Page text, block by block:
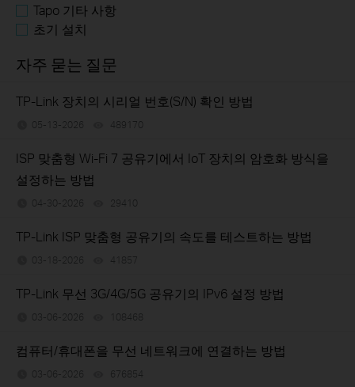
Tapo 기타 사항
초기 설치
자주 묻는 질문
TP-Link 장치의 시리얼 번호(S/N) 확인 방법
05-13-2026 489170
ISP 맞춤형 Wi-Fi 7 공유기에서 IoT 장치의 암호화 방식을
설정하는 방법
04-30-2026 29410
TP-Link ISP 맞춤형 공유기의 속도를 테스트하는 방법
03-18-2026 41857
TP-Link 무선 3G/4G/5G 공유기의 IPv6 설정 방법
03-06-2026 108468
컴퓨터/휴대폰을 무선 네트워크에 연결하는 방법
03-06-2026 676854